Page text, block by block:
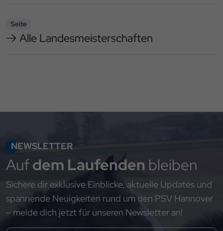
Seite
Alle Landesmeisterschaften
NEWSLETTER
Aufdem Laufenden bleiben
Sichere dir exklusive Einblicke, aktuelle Updates und
spannende Neuigkeiten rund um den PSV Hannover
– melde dich jetzt für unseren Newsletter an!